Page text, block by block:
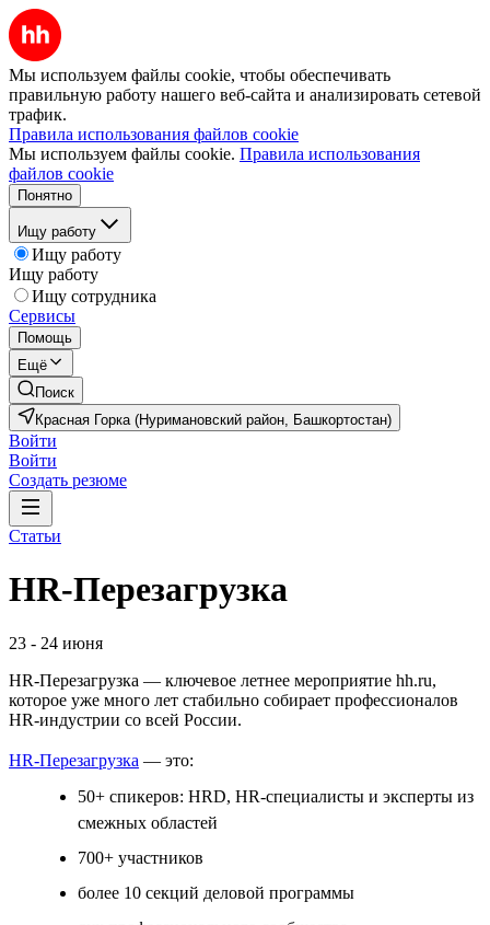
Мы используем файлы cookie, чтобы обеспечивать
правильную работу нашего веб-сайта и анализировать сетевой
трафик.
Правила использования файлов cookie
Мы используем файлы cookie. Правила использования
файлов cookie
Понятно
Ищу работу
Ищу работу
Ищу работу
Ищу сотрудника
Сервисы
Помощь
Ещё
Поиск
Красная Горка (Нуримановский район, Башкортостан)
Войти
Войти
Создать резюме
Статьи
HR-Перезагрузка
23 - 24 июня
HR-Перезагрузка — ключевое летнее мероприятие hh.ru,
которое уже много лет стабильно собирает профессионалов
HR-индустрии со всей России.
HR-Перезагрузка — это:
50+ спикеров: HRD, HR-специалисты и эксперты из
смежных областей
700+ участников
более 10 секций деловой программы